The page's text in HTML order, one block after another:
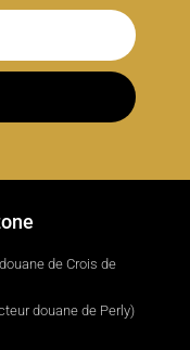
de Crois de
douane de Perly)